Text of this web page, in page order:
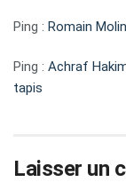
Ping : Romain
Ping : Achraf
tapis
Laisser un